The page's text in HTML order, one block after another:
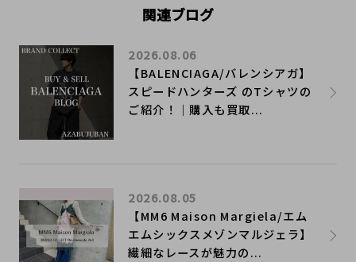
関連ブログ
【BALENCIAGA/バレンシアガ】
スピードハンターズ のTシャツの
ご紹介！｜購入も買取...
2026.08.06
【MM6 Maison Margiela/エム
エムシックスメゾンマルジェラ】
繊細なレースが魅力の...
2026.08.05